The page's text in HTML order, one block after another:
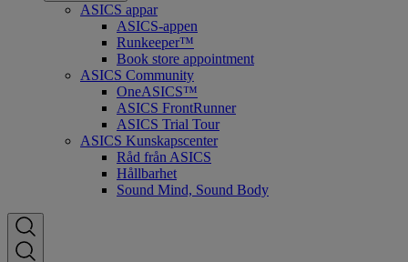
ASICS appar
ASICS-appen
Runkeeper™
Book store appointment
ASICS Community
OneASICS™
ASICS FrontRunner
ASICS Trial Tour
ASICS Kunskapscenter
Råd från ASICS
Hållbarhet
Sound Mind, Sound Body